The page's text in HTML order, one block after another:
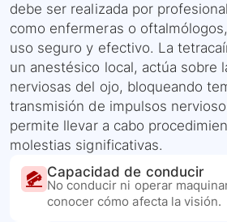
debe ser realizada por
como enfermeras o
uso seguro y efectivo. La
un anestésico local, actúa sobre
nerviosas del ojo, bloqueando
transmisión de impulsos
permite llevar a cabo
molestias significativas.
Capacidad de conducir
No conducir ni operar
conocer cómo afecta la visión.